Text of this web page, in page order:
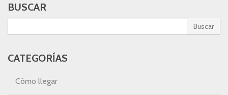
BUSCAR
Buscar
CATEGORÍAS
Cómo llegar